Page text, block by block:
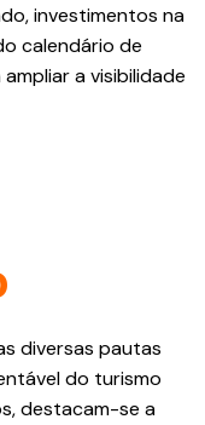
investimentos na
calendário de
a visibilidade
diversas pautas
do turismo
destacam-se a